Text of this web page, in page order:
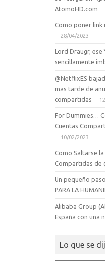
AtomoHD.com
Como poner link
28/04/2023
Lord Draugr,
sencillamente
@NetflixES
mas tarde de
compartidas
For Dummies…
Cuentas
10/02/2023
Como Saltarse
Compartidas de
Un pequeño
PARA LA
Alibaba Group
España con una
Lo que se